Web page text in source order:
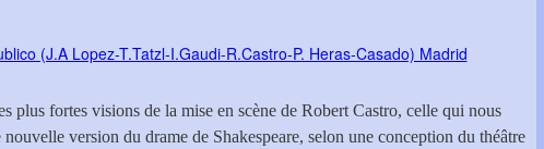
plus fortes visions de la mise en scène de Robert Castro, celle qui nous
nouvelle version du drame de Shakespeare, selon une conception du théâtre